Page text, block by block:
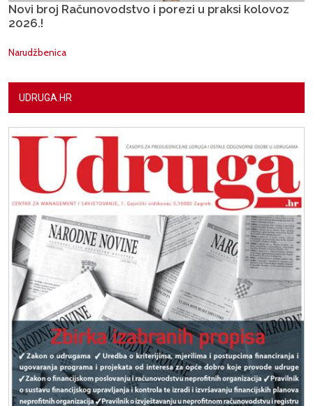
Novi broj Računovodstvo i porezi u praksi kolovoz
2026.!
Narudžbenica
UDRUGA.HR